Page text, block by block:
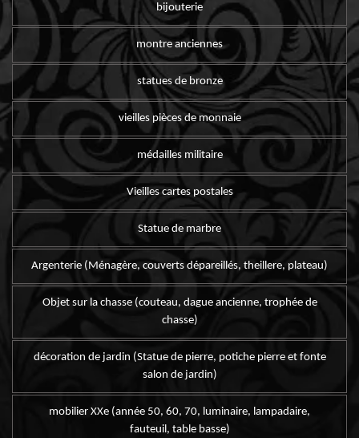
bijouterie
montre anciennes
statues de bronze
vieilles pièces de monnaie
médailles militaire
Vieilles cartes postales
Statue de marbre
Argenterie (Ménagère, couverts dépareillés, theillere, plateau)
Objet sur la chasse (couteau, dague ancienne, trophée de
chasse)
décoration de jardin (Statue de pierre, potiche pierre et fonte
salon de jardin)
mobilier XXe (année 50, 60, 70, luminaire, lampadaire,
fauteuil, table basse)